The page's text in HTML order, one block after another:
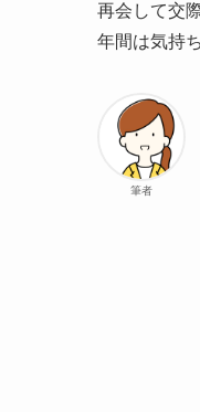
再会して交
年間は気持
筆者